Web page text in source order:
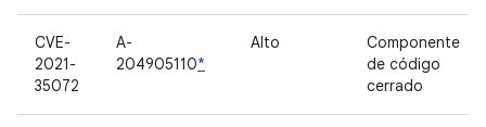
CVE-
2021-
35072
A-
204905110*
Alto
Componente
de código
cerrado